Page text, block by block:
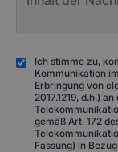
Ich stimme zu,
Kommunikation
Erbringung von
2017.1219, d.h.)
gemäß Art. 172
Fassung) in